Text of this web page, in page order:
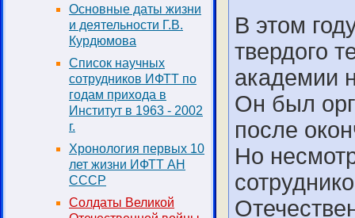
Основные даты жизни
и деятельности Г.В.
Курдюмова
Список научных
сотрудников ИФТТ по
годам прихода в
Институт в 1963 - 2002
г.
Хронология первых 10
лет жизни ИФТТ АН
СССР
Солдаты Великой
В этом
твердого
академии
Он был
после
Но